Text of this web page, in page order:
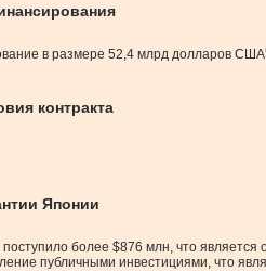
в размере 52,4 млрд долларов
контракта
Японии
более $876 млн, что
публичными инвестициями, что